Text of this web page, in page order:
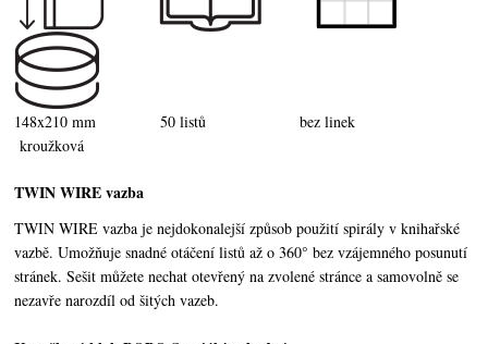
148x210 mm 50 listů bez linek
kroužková
TWIN WIRE vazba
TWIN WIRE vazba je nejdokonalejší způsob použití spirály v knihařské
vazbě. Umožňuje snadné otáčení listů až o 360° bez vzájemného posunutí
stránek. Sešit můžete nechat otevřený na zvolené stránce a samovolně se
nezavře narozdíl od šitých vazeb.